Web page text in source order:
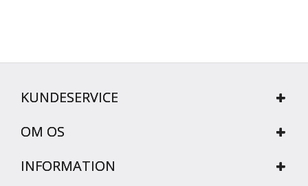
KUNDESERVICE
OM OS
INFORMATION